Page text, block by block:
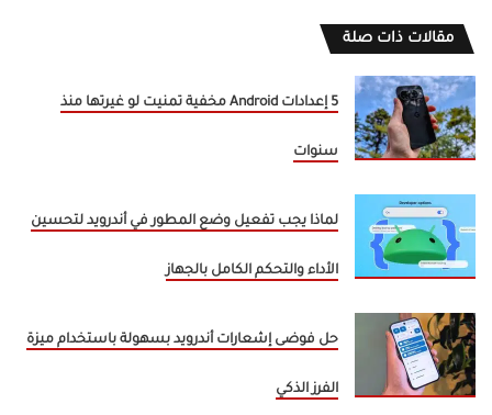
مقالات ذات صلة
5 إعدادات Android مخفية تمنيت لو غيرتها منذ
سنوات
لماذا يجب تفعيل وضع المطور في أندرويد لتحسين
الأداء والتحكم الكامل بالجهاز
حل فوضى إشعارات أندرويد بسهولة باستخدام ميزة
الفرز الذكي